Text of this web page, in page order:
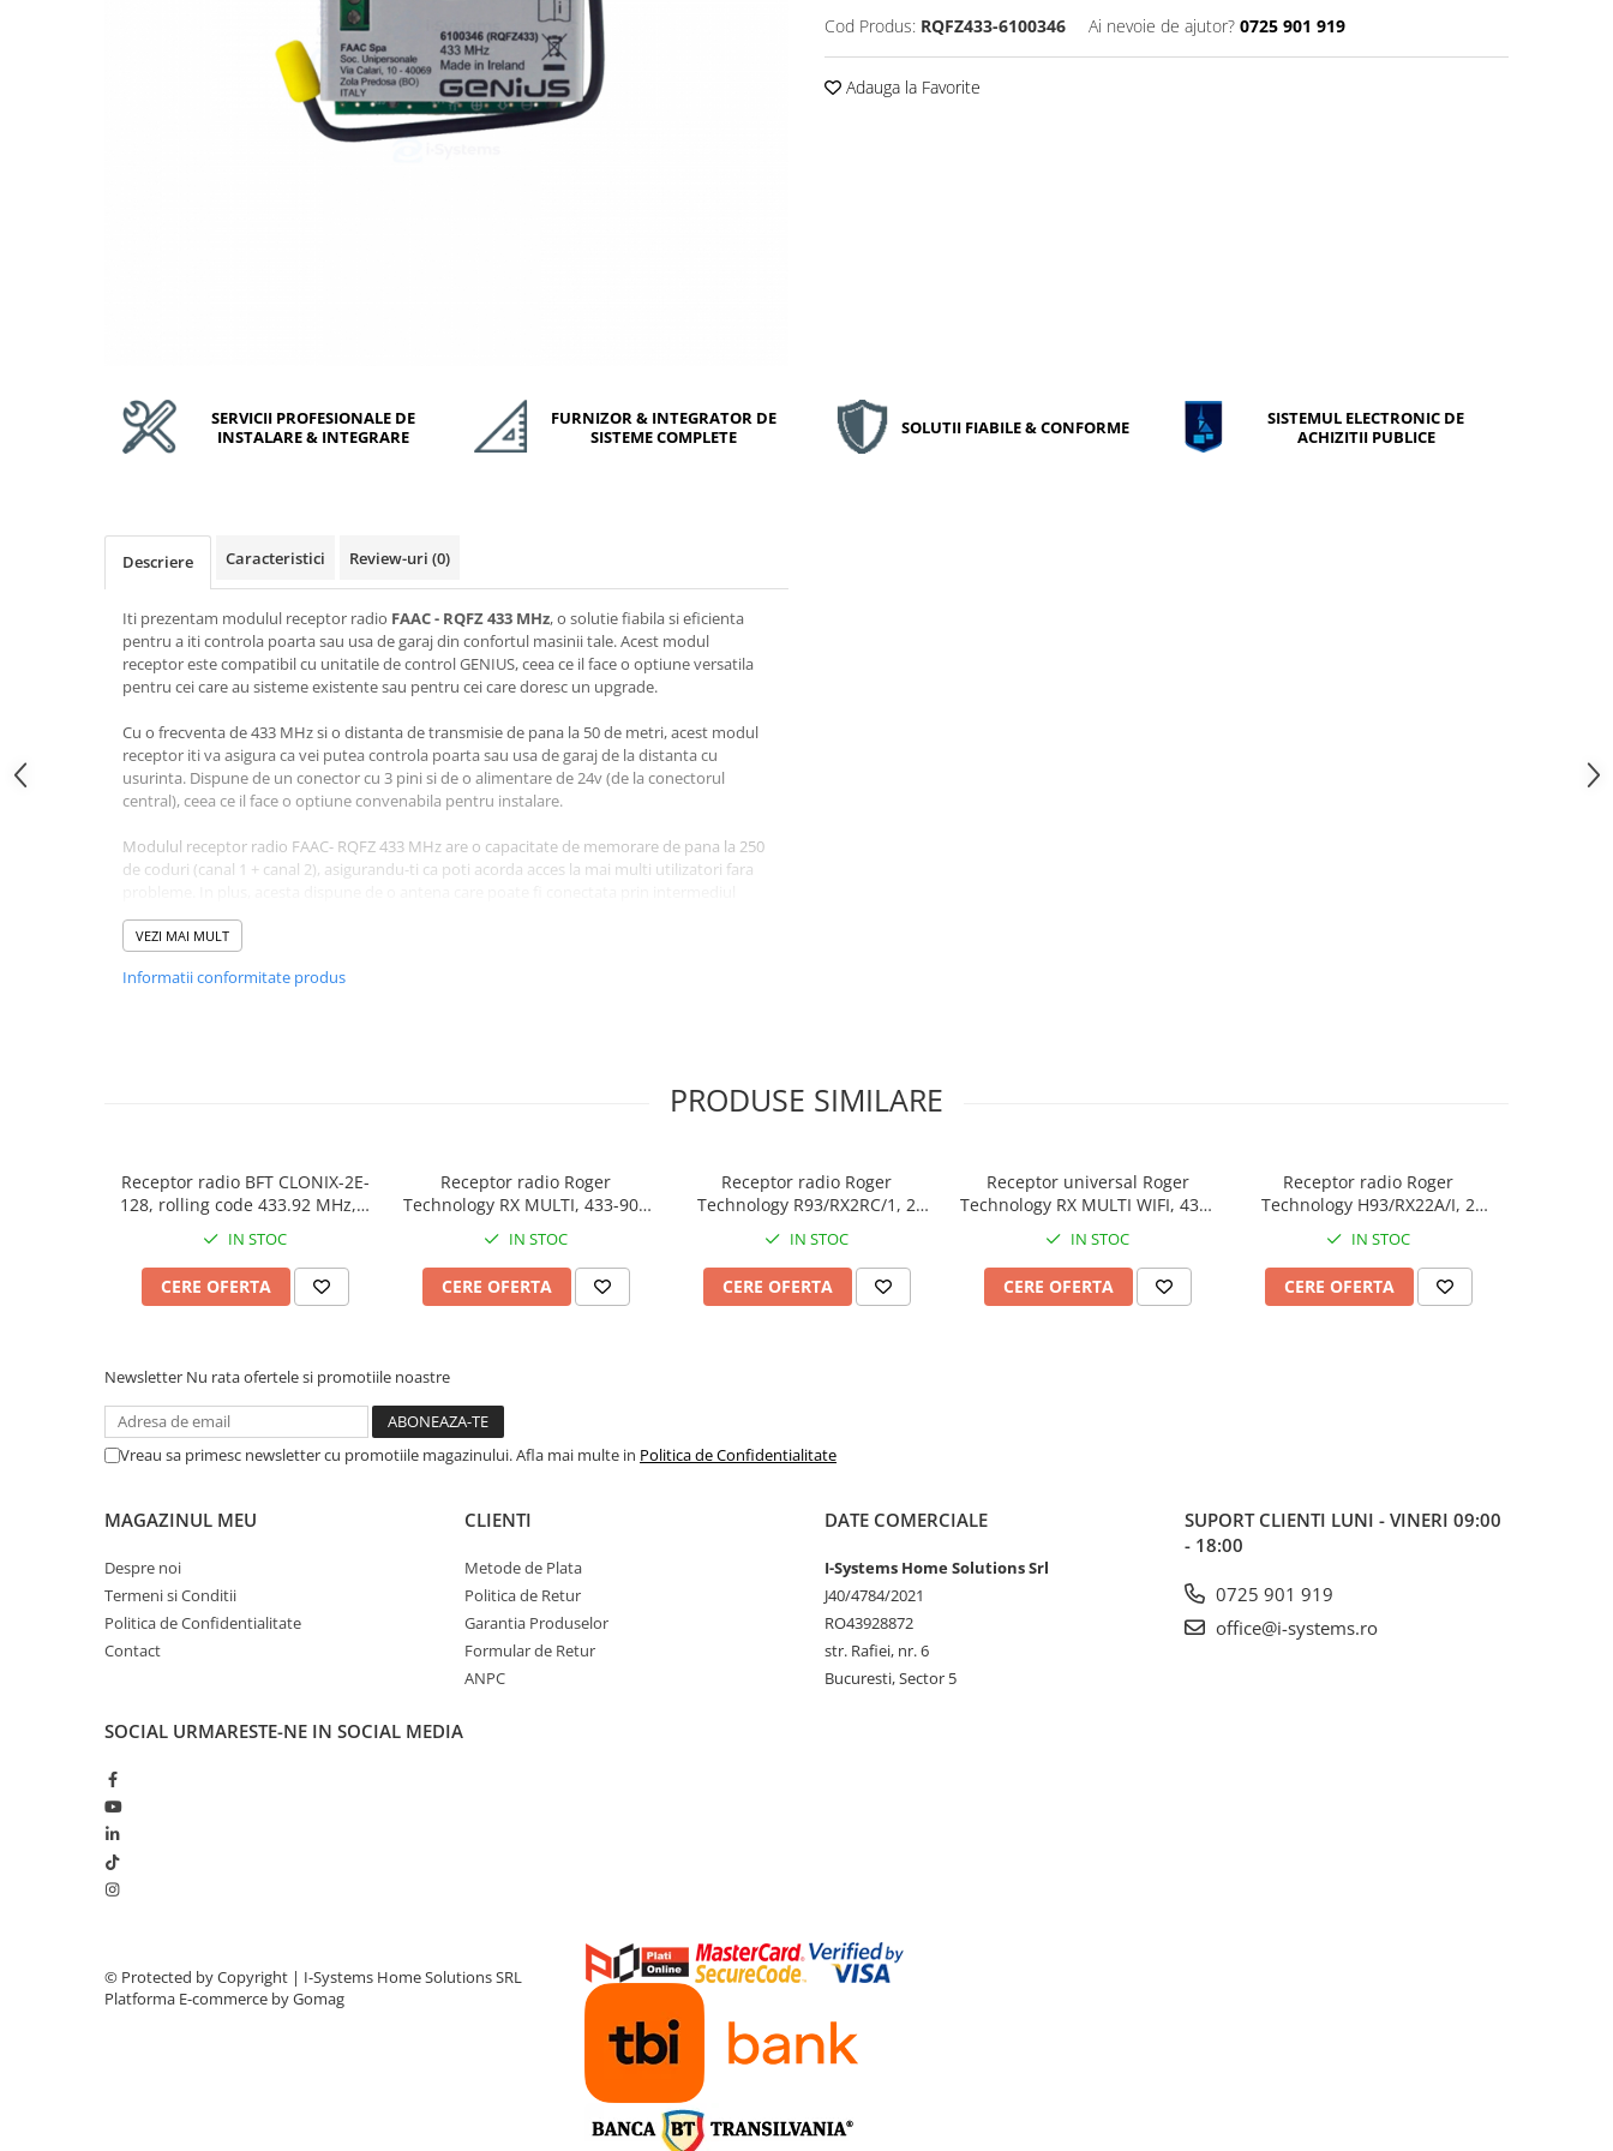
Kit-uri Usi Garaj
Sine de Ghidaj
Lampi Semnalizare
Module de Comanda
Control Acces & Pontaj
Centrale Control Acces
Cititoare Stand Alone
Turnicheti si Porti Acces
Turnicheti Tripod
Porti Rapide Speed-Gate
Turnicheti Verticali
Usi Pietonale Automate
Videointerfoane
Kit Videointerfoane
Supraveghere Video
Camere IP 6MP (2K)
Camere IP 8MP (4K)
Camere IP PTZ
Camere LPR/ANPR
Accesorii CCTV
Doze / Suporti Camere
Monitoare Supraveghere
Surse Alimentare Si UPS
Testere CCTV
Hard Disk-uri
Rețelistică & IT
Routere Wireless & LAN
Cod Produs: RQFZ433-6100346 Ai nevoie de ajutor? 0725 901 919
Adauga la Favorite
SERVICII PROFESIONALE DE
INSTALARE & INTEGRARE
FURNIZOR & INTEGRATOR DE
SISTEME COMPLETE
SOLUTII FIABILE & CONFORME
SISTEMUL ELECTRONIC DE
ACHIZITII PUBLICE
Descriere Caracteristici Review-uri (0)
Iti prezentam modulul receptor radio FAAC - RQFZ 433 MHz, o solutie fiabila si eficienta
pentru a iti controla poarta sau usa de garaj din confortul masinii tale. Acest modul
receptor este compatibil cu unitatile de control GENIUS, ceea ce il face o optiune versatila
pentru cei care au sisteme existente sau pentru cei care doresc un upgrade.
Cu o frecventa de 433 MHz si o distanta de transmisie de pana la 50 de metri, acest modul
receptor iti va asigura ca vei putea controla poarta sau usa de garaj de la distanta cu
usurinta. Dispune de un conector cu 3 pini si de o alimentare de 24v (de la conectorul
central), ceea ce il face o optiune convenabila pentru instalare.
Modulul receptor radio FAAC- RQFZ 433 MHz are o capacitate de memorare de pana la 250
de coduri (canal 1 + canal 2), asigurandu-ti ca poti acorda acces la mai multi utilizatori fara
unui terminal cu surub pentru o receptie optima.
usa de garaj functioneaza fara probleme si eficient pentru multi ani de acum incolo. Nu lasa
Modul receptor radio FAAC - RQFZ 433 MHz, 3 pini, 1 canal | I-Systems.ro
VEZI MAI MULT
Informatii conformitate produs
PRODUSE SIMILARE
Receptor radio BFT CLONIX-2E-
128, rolling code 433.92 MHz, 2
telecomenzi, programare
manuala & clonare, 12 - 24V
AC/DC
IN STOC
CERE OFERTA
Receptor radio Roger
Technology RX MULTI, 433-900
IN STOC
CERE OFERTA
Receptor radio Roger
Technology R93/RX2RC/1, 2
MHz, cod saritor
IN STOC
CERE OFERTA
Receptor universal Roger
Technology RX MULTI WIFI, 433-
IN STOC
CERE OFERTA
Receptor radio Roger
Technology H93/RX22A/I, 2
IN STOC
CERE OFERTA
Newsletter Nu rata ofertele si promotiile noastre
Vreau sa primesc newsletter cu promotiile magazinului. Afla mai multe in Politica de Confidentialitate
MAGAZINUL MEU
Despre noi
Termeni si Conditii
Politica de Confidentialitate
Contact
CLIENTI
Metode de Plata
Politica de Retur
Garantia Produselor
Formular de Retur
ANPC
DATE COMERCIALE
I-Systems Home Solutions Srl
J40/4784/2021
RO43928872
str. Rafiei, nr. 6
Bucuresti, Sector 5
SUPORT CLIENTI LUNI - VINERI 09:00
- 18:00
0725 901 919
office@i-systems.ro
SOCIAL URMARESTE-NE IN SOCIAL MEDIA
© Protected by Copyright | I-Systems Home Solutions SRL
Platforma E-commerce by Gomag